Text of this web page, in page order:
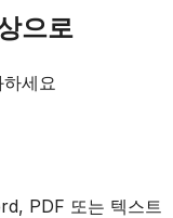
으로
세요
PDF 또는 텍스트